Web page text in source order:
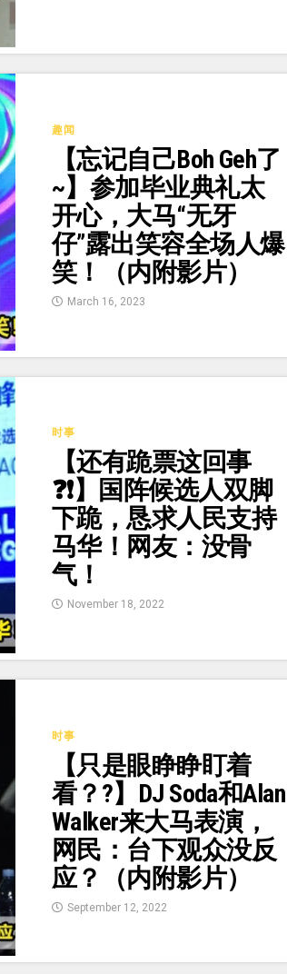
趣闻
【忘记自己Boh Geh了
~】参加毕业典礼太
开心，大马“无牙
仔”露出笑容全场人爆
笑！（内附影片）
March 16, 2023
时事
【还有跪票这回事
❓❗】国阵候选人双脚
下跪，恳求人民支持
马华！网友：没骨
气！
November 18, 2022
时事
【只是眼睁睁盯着
看？?】DJ Soda和Alan
Walker来大马表演，
网民：台下观众没反
应？（内附影片）
September 12, 2022